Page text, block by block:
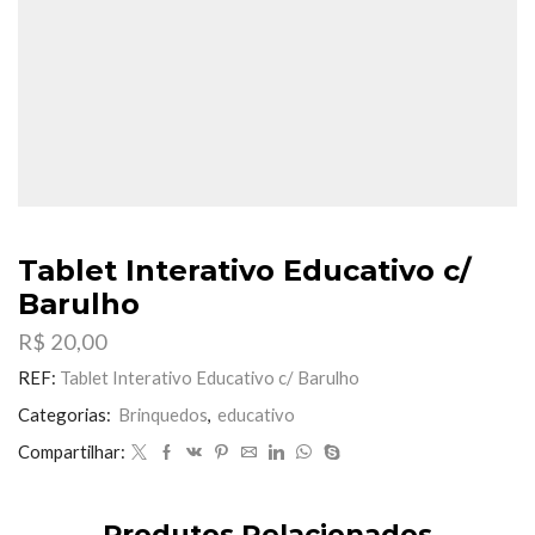
Tablet Interativo Educativo c/
Barulho
R$ 20,00
REF: Tablet Interativo Educativo c/ Barulho
Categorias: Brinquedos, educativo
Compartilhar: